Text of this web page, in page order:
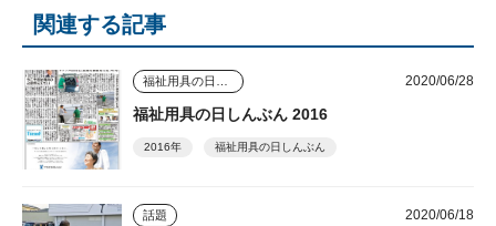
関連する記事
2020/06/28
福祉用具の日しんぶん 2016
2016年 福祉用具の日しんぶん
話題 2020/06/18